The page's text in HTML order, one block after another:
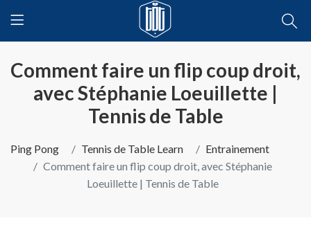
Comment faire un flip coup droit,
avec Stéphanie Loeuillette |
Tennis de Table
Ping Pong Tennis de Table Learn
Entrainement
Comment faire un flip coup droit, avec Stéphanie
Loeuillette | Tennis de Table